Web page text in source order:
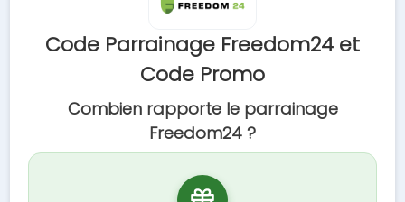
Code Parrainage Freedom24 et
Code Promo
Combien rapporte le parrainage
Freedom24 ?